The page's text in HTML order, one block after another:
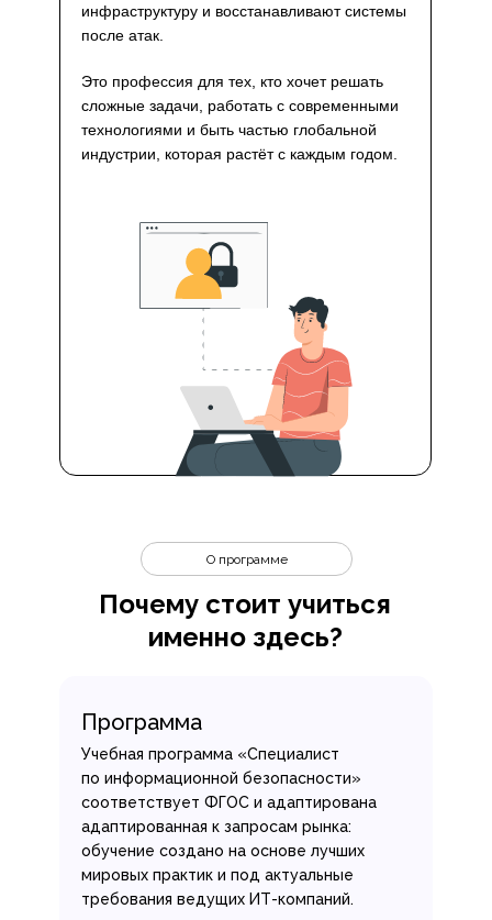
инфраструктуру и восстанавливают системы
после атак.
Это профессия для тех, кто хочет решать
сложные задачи, работать с современными
технологиями и быть частью глобальной
индустрии, которая растёт с каждым годом.
Почему стоит учиться
именно здесь?
О программе
Программа
Учебная программа «Специалист
по информационной безопасности»
соответствует ФГОС и адаптирована
адаптированная к запросам рынка:
обучение создано на основе лучших
мировых практик и под актуальные
требования ведущих ИТ-компаний.